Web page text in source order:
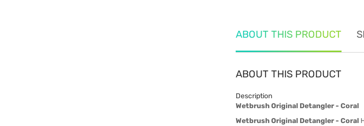
ABOUT THIS PRODUCT
ABOUT THIS PRODUCT
Description
Wetbrush Original Detangler - Coral
Wetbrush Original Detangler - Coral